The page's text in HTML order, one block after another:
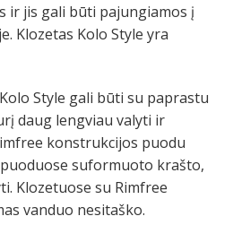
ir jis gali būti pajungiamos į
Klozetas Kolo Style yra
Style gali būti su paprastu
daug lengviau valyti ir
konstrukcijos puodu
suformuoto krašto,
Klozetuose su Rimfree
vanduo nesitaško.